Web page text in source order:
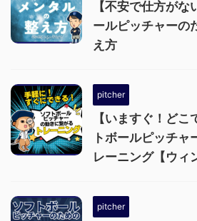
【不安で仕方が
ールピッチャーの
え方
pitcher
【いますぐ！ど
トボールピッチャ
レーニング【ウィ
pitcher